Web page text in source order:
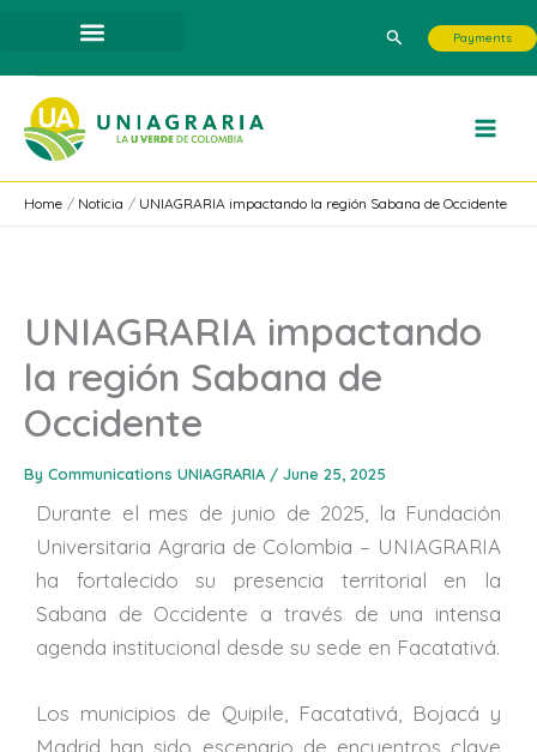
content
Search Payments
Home Noticia UNIAGRARIA impactando la región Sabana de Occidente
UNIAGRARIA impactando
la región Sabana de
Occidente
By Communications UNIAGRARIA / June 25, 2025
Durante el mes de junio de 2025, la Fundación
Universitaria Agraria de Colombia – UNIAGRARIA
ha fortalecido su presencia territorial en la
Sabana de Occidente a través de una intensa
agenda institucional desde su sede en Facatativá.
Los municipios de Quipile, Facatativá, Bojacá y
Madrid han sido escenario de encuentros clave